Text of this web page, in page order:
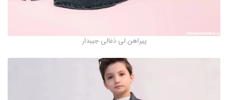
پیراهن لی ذغالی جیبدار